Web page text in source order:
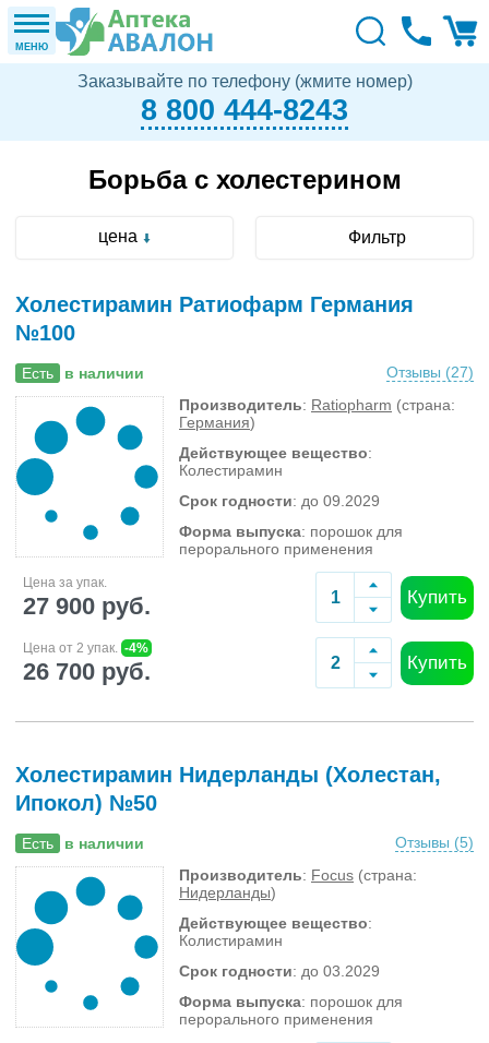
МЕНЮ
Заказывайте по телефону (жмите номер)
8 800 444-8243
Борьба с холестерином
цена Фильтр
Холестирамин Ратиофарм Германия
№100
Есть в наличии Отзывы (27)
Производитель: Ratiopharm (страна:
Германия)
Действующее вещество:
Колестирамин
Срок годности: до 09.2029
Форма выпуска: порошок для
перорального применения
Цена за упак.
27 900 руб. Купить
Цена от 2 упак. -4%
26 700 руб. Купить
Холестирамин Нидерланды (Холестан,
Ипокол) №50
Есть в наличии Отзывы (5)
Производитель: Focus (страна:
Нидерланды)
Действующее вещество:
Колистирамин
Срок годности: до 03.2029
Форма выпуска: порошок для
перорального применения